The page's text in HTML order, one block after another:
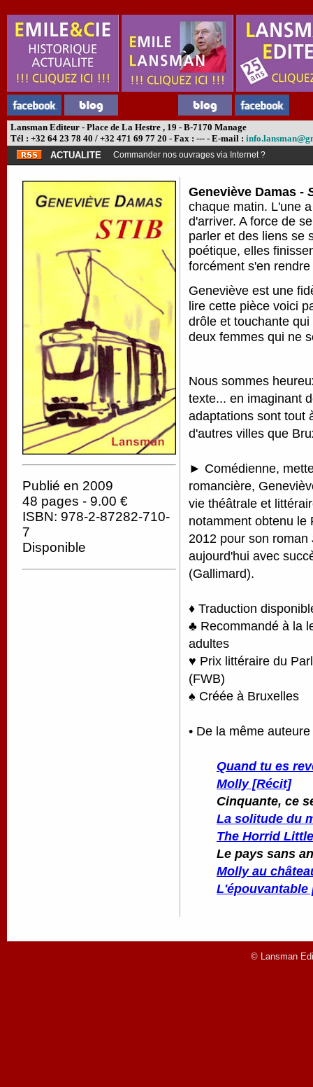
Lansman Editeur - Place de La Hestre , 19 - B-7170 Manage
Tél : +32 64 23 78 40 / +32 471 69 77 20 - Fax : --- - E-mail :
ACTUALITE
Commander nos ouvrages via Internet ?
Publié en 2009
48 pages - 9.00 €
ISBN: 978-2-87282-710-
7
Disponible
Geneviève Damas -
chaque matin. L'une
d'arriver. A force de
parler et des liens se
poétique, elles
forcément s'en
Geneviève est une
lire cette pièce voici
drôle et touchante
deux femmes qui ne
Nous sommes
texte... en imaginant
adaptations sont tout
d'autres villes que
► Comédienne,
romancière,
vie théâtrale et
notamment obtenu le
2012 pour son roman
aujourd'hui avec
(Gallimard).
♦ Traduction
♣ Recommandé à la
adultes
♥ Prix littéraire du
(FWB)
♠ Créée à Bruxelles
• De la même auteure
Quand tu es
Molly [Récit]
Cinquante, ce
La solitude du
The Horrid
Le pays sans
Molly au
L'épouvantable
© Lansman